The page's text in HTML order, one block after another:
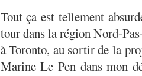
Tout ça est tellement
tour dans la région Nord-
à Toronto, au sortir de la
Marine Le Pen dans mon